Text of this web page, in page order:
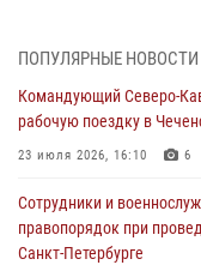
проходит в Сибири
09 августа 2026, 04:00
Поклонной горе в
08 августа 2026, 14:10
ПОПУЛЯРНЫЕ НОВОСТИ
Командующий Северо-
рабочую поездку в
23 июля 2026, 16:10 6
Сотрудники и
правопорядок при
Санкт-Петербурге